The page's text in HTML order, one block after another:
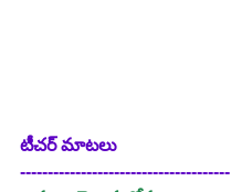
టీచర్ మాటలు
--------------------------------------